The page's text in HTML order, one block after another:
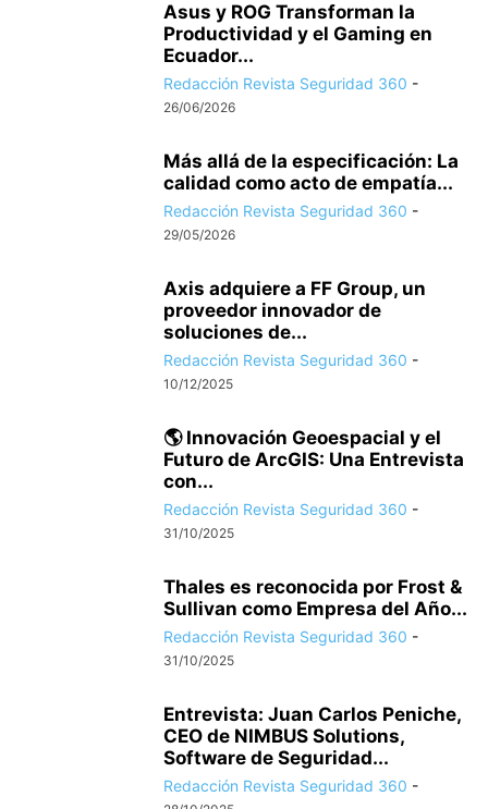
Asus y ROG Transforman la
Productividad y el Gaming en
Ecuador...
Redacción Revista Seguridad 360 -
26/06/2026
Más allá de la especificación: La
calidad como acto de empatía...
Redacción Revista Seguridad 360 -
29/05/2026
Axis adquiere a FF Group, un
proveedor innovador de
soluciones de...
Redacción Revista Seguridad 360 -
10/12/2025
🌎 Innovación Geoespacial y el
Futuro de ArcGIS: Una Entrevista
con...
Redacción Revista Seguridad 360 -
31/10/2025
Thales es reconocida por Frost &
Sullivan como Empresa del Año...
Redacción Revista Seguridad 360 -
31/10/2025
Entrevista: Juan Carlos Peniche,
CEO de NIMBUS Solutions,
Software de Seguridad...
Redacción Revista Seguridad 360 -